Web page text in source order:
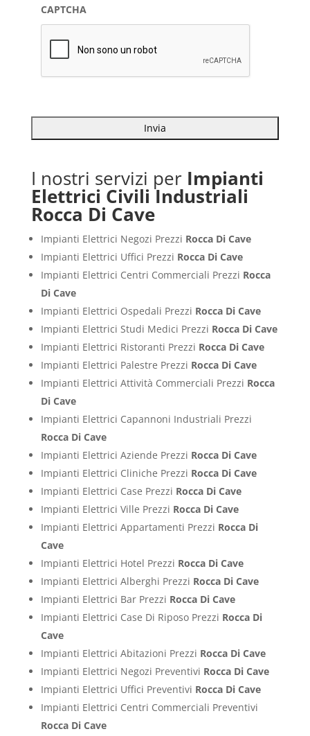
CAPTCHA
I nostri servizi per Impianti
Elettrici Civili Industriali
Rocca Di Cave
Impianti Elettrici Negozi Prezzi Rocca Di Cave
Impianti Elettrici Uffici Prezzi Rocca Di Cave
Impianti Elettrici Centri Commerciali Prezzi Rocca
Di Cave
Impianti Elettrici Ospedali Prezzi Rocca Di Cave
Impianti Elettrici Studi Medici Prezzi Rocca Di Cave
Impianti Elettrici Ristoranti Prezzi Rocca Di Cave
Impianti Elettrici Palestre Prezzi Rocca Di Cave
Impianti Elettrici Attività Commerciali Prezzi Rocca
Di Cave
Impianti Elettrici Capannoni Industriali Prezzi
Rocca Di Cave
Impianti Elettrici Aziende Prezzi Rocca Di Cave
Impianti Elettrici Cliniche Prezzi Rocca Di Cave
Impianti Elettrici Case Prezzi Rocca Di Cave
Impianti Elettrici Ville Prezzi Rocca Di Cave
Impianti Elettrici Appartamenti Prezzi Rocca Di
Cave
Impianti Elettrici Hotel Prezzi Rocca Di Cave
Impianti Elettrici Alberghi Prezzi Rocca Di Cave
Impianti Elettrici Bar Prezzi Rocca Di Cave
Impianti Elettrici Case Di Riposo Prezzi Rocca Di
Cave
Impianti Elettrici Abitazioni Prezzi Rocca Di Cave
Impianti Elettrici Negozi Preventivi Rocca Di Cave
Impianti Elettrici Uffici Preventivi Rocca Di Cave
Impianti Elettrici Centri Commerciali Preventivi
Rocca Di Cave